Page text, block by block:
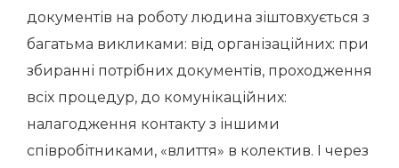
документів на роботу людина зіштовхується з
багатьма викликами: від організаційних: при
збиранні потрібних документів, проходження
всіх процедур, до комунікаційних:
налагодження контакту з іншими
співробітниками, «влиття» в колектив. І через